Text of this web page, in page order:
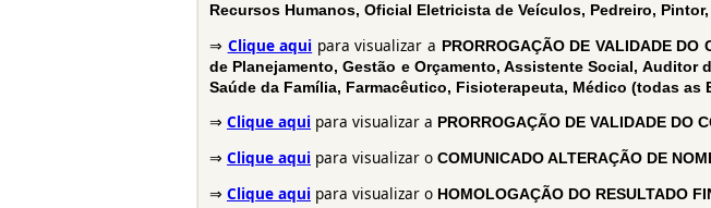
Recursos Humanos, Oficial Eletricista de Veículos, Pedreiro,
⇒ Clique aqui para visualizar a PRORROGAÇÃO DE VALIDADE
de Planejamento, Gestão e Orçamento, Assistente Social,
Saúde da Família, Farmacêutico, Fisioterapeuta, Médico (todas
⇒ Clique aqui para visualizar a PRORROGAÇÃO DE VALIDADE DO
⇒ Clique aqui para visualizar o COMUNICADO ALTERAÇÃO DE
⇒ Clique aqui para visualizar o HOMOLOGAÇÃO DO RESULTADO